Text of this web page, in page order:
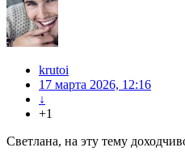
krutoi
17 марта 2026, 12:16
↓
+1
Светлана, на эту тему